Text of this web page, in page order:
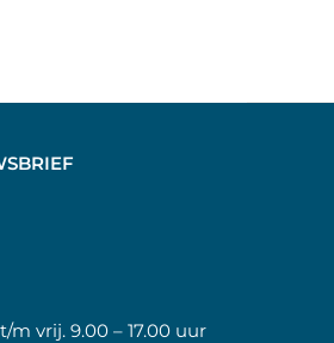
m vrij. 9.00 – 17.00 uur